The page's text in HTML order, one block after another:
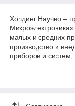
Холдинг Научно –
малых и средних
производство и
приборов и систем,
сопровождение